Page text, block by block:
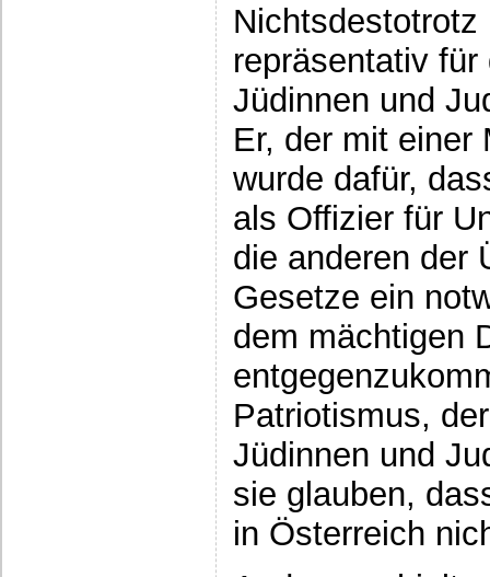
Nichtsdestotrotz
repräsentativ
Jüdinnen und
Er, der mit einer
wurde dafür,
als Offizier für
die anderen der
Gesetze ein
dem mächtigen
Patriotismus,
Jüdinnen und
sie glauben,
in Österreich